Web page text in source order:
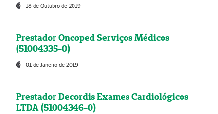
18 de Outubro de 2019
Prestador Oncoped Serviços Médicos
(51004335-0)
01 de Janeiro de 2019
Prestador Decordis Exames Cardiológicos
LTDA (51004346-0)